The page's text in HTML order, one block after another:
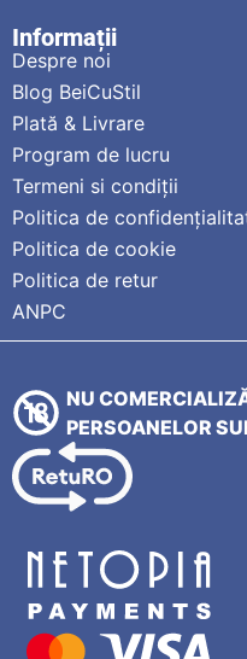
Informații
Despre noi
Blog BeiCuStil
Plată & Livrare
Program de lucru
Termeni si condiții
Politica de
Politica de cookie
Politica de retur
ANPC
NU
PERSOANELOR